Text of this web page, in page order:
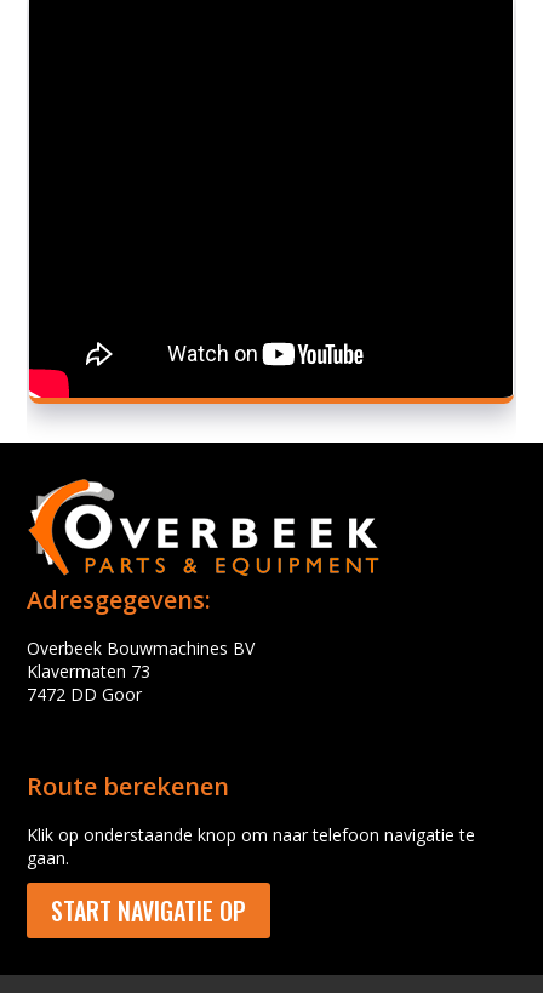
Adresgegevens:
Overbeek Bouwmachines BV
Klavermaten 73
7472 DD Goor
Route berekenen
Klik op onderstaande knop om naar telefoon navigatie te
gaan.
START NAVIGATIE OP